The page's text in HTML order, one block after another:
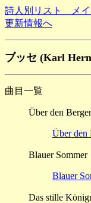
詩人別リスト メイ
更新情報へ
ブッセ (Karl
曲目一覧
Über den
Über
Blauer Sommer
Blauer
Das stille